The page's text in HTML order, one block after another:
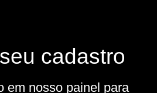
cadastro
em nosso painel para